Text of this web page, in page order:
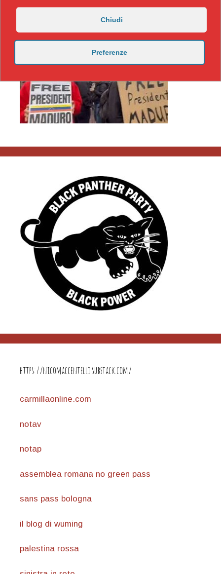
https://nicomaccentelli.substack.com/
carmillaonline.com
notav
notap
assemblea romana no green pass
sans pass bologna
il blog di wuming
palestina rossa
Chiudi
Preferenze